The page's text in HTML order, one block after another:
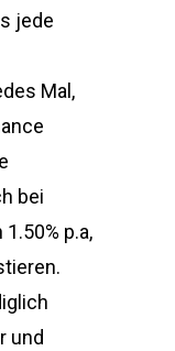
jede
Mal,
bei
p.a,
und